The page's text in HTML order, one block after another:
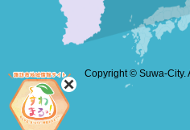
Copyright © Suwa-City.